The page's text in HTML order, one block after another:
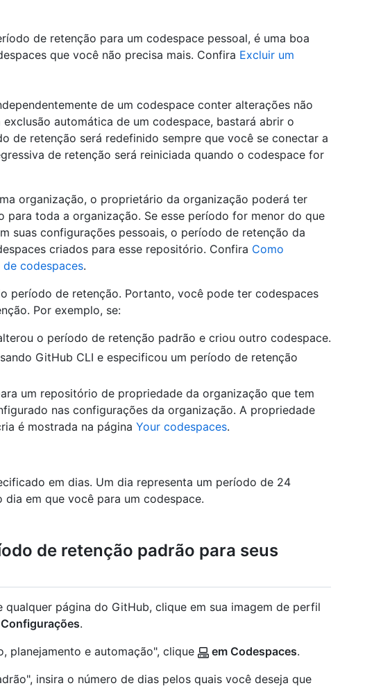
de retenção para um codespace pessoal, é uma boa
que você não precisa mais. Confira Excluir um
de um codespace conter alterações não
automática de um codespace, bastará abrir o
de retenção será redefinido sempre que você se conectar a
de retenção será reiniciada quando o codespace for
organização, o proprietário da organização poderá ter
para toda a organização. Se esse período for menor do que
suas configurações pessoais, o período de retenção da
criados para esse repositório. Confira Como
codespaces.
período de retenção. Portanto, você pode ter codespaces
Por exemplo, se:
o período de retenção padrão e criou outro codespace.
GitHub CLI e especificou um período de retenção
um repositório de propriedade da organização que tem
nas configurações da organização. A propriedade
é mostrada na página Your codespaces.
em dias. Um dia representa um período de 24
dia em que você para um codespace.
de retenção padrão para seus
página do GitHub, clique em sua imagem de perfil
Configurações.
planejamento e automação", clique
em Codespaces.
insira o número de dias pelos quais você deseja que